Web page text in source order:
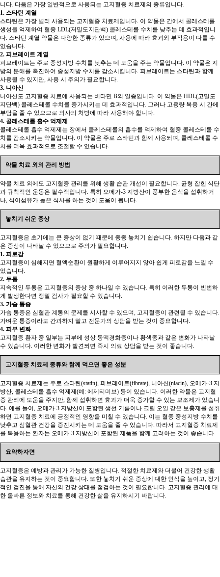
니다. 다음은 가장 일반적으로 사용되는 고지혈증 치료제의 종류입니다.
1. 스타틴 계열
스타틴은 가장 널리 사용되는 고지혈증 치료제입니다. 이 약물은 간에서 콜레스테롤
생성을 억제하여 혈중 LDL(저밀도지단백) 콜레스테롤 수치를 낮추는 데 효과적입니
다. 스타틴 계열 약물은 다양한 종류가 있으며, 사용에 따라 효과와 부작용이 다를 수
있습니다.
2. 피브레이트 계열
피브레이트는 주로 중성지방 수치를 낮추는 데 도움을 주는 약물입니다. 이 약물은 지
방의 분해를 촉진하여 중성지방 수치를 감소시킵니다. 피브레이트는 스타틴과 함께
사용될 수 있지만, 사용 시 주의가 필요합니다.
3. 니아신
니아신도 고지혈증 치료에 사용되는 비타민 B의 일종입니다. 이 약물은 HDL(고밀도
지단백) 콜레스테롤 수치를 증가시키는 데 효과적입니다. 그러나 고용량 복용 시 간에
부담을 줄 수 있으므로 의사의 처방에 따라 사용해야 합니다.
4. 콜레스테롤 흡수 억제제
콜레스테롤 흡수 억제제는 장에서 콜레스테롤의 흡수를 억제하여 혈중 콜레스테롤 수
치를 감소시키는 약물입니다. 이 약물은 주로 스타틴과 함께 사용되며, 콜레스테롤 수
치를 더욱 효과적으로 조절할 수 있습니다.
약물 치료 외의 관리 방법
약물 치료 외에도 고지혈증 관리를 위해 생활 습관 개선이 필요합니다. 균형 잡힌 식단
과 규칙적인 운동은 필수적입니다. 특히 오메가-3 지방산이 풍부한 음식을 섭취하거
나, 식이섬유가 높은 식사를 하는 것이 도움이 됩니다.
놓치기 쉬운 증상
고지혈증은 초기에는 큰 증상이 없기 때문에 종종 놓치기 쉽습니다. 하지만 다음과 같
은 증상이 나타날 수 있으므로 주의가 필요합니다.
1. 피로감
고지혈증이 심해지면 혈액순환이 원활하게 이루어지지 않아 쉽게 피로감을 느낄 수
있습니다.
2. 두통
지속적인 두통은 고지혈증의 증상 중 하나일 수 있습니다. 특히 이러한 두통이 빈번하
게 발생한다면 정밀 검사가 필요할 수 있습니다.
3. 가슴 통증
가슴 통증은 심혈관 계통의 문제를 시사할 수 있으며, 고지혈증이 관련될 수 있습니다.
가벼운 통증이라도 간과하지 말고 전문가의 상담을 받는 것이 중요합니다.
4. 피부 변화
고지혈증 환자 중 일부는 피부에 성상 동맥경화증이나 황색종과 같은 변화가 나타날
수 있습니다. 이러한 변화가 발견되면 즉시 의료 상담을 받는 것이 좋습니다.
고지혈증 치료제 종류와 함께 먹으면 좋은 성분
고지혈증 치료제는 주로 스타틴(statin), 피브레이트(fibrate), 니아신(niacin), 오메가-3 지
방산, 콜레스테롤 흡수 억제제(예: 에제티미브) 등이 있습니다. 이러한 약물은 고지혈
증 관리에 도움을 주지만, 함께 섭취하면 효과가 더욱 증가할 수 있는 보조제가 있습니
다. 예를 들어, 오메가-3 지방산이 포함된 생선 기름이나 크릴 오일 같은 보충제를 섭취
하면 고지혈증 치료에 긍정적인 영향을 미칠 수 있습니다. 이는 혈중 중성지방 수치를
낮추고 심혈관 건강을 증진시키는 데 도움을 줄 수 있습니다. 따라서 고지혈증 치료제
를 복용하는 환자는 오메가-3 지방산이 포함된 제품을 함께 고려하는 것이 좋습니다.
요약하자면
고지혈증은 예방과 관리가 가능한 질병입니다. 적절한 치료제와 더불어 건강한 생활
습관을 유지하는 것이 중요합니다. 또한 놓치기 쉬운 증상에 대한 인식을 높이고, 정기
적인 검진을 통해 자신의 건강 상태를 점검하는 것이 필요합니다. 고지혈증 관리에 대
한 올바른 정보와 치료를 통해 건강한 삶을 유지하시기 바랍니다.